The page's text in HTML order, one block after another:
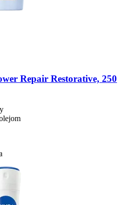
Repair Restorative, 250